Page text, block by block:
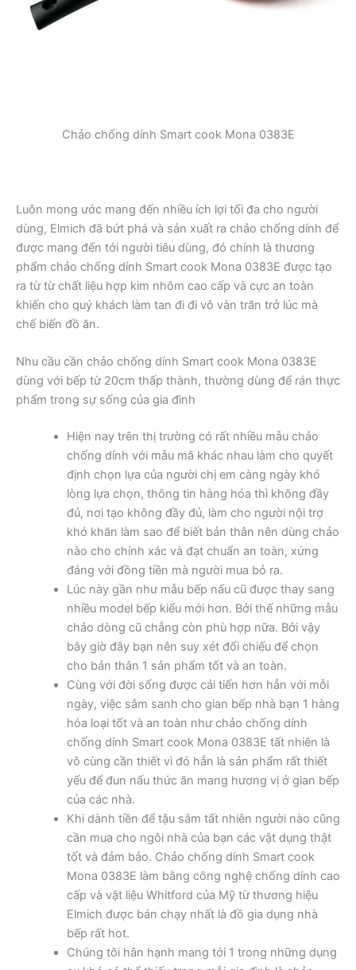
Chảo chống dính Smart cook Mona 0383E
Luôn mong ước mang đến nhiều ích lợi tối đa cho người
dùng, Elmich đã bứt phá và sản xuất ra chảo chống dính để
được mang đến tới người tiêu dùng, đó chính là thương
phẩm chảo chống dính Smart cook Mona 0383E được tạo
ra từ từ chất liệu hợp kim nhôm cao cấp và cực an toàn
khiến cho quý khách làm tan đi đi vô vàn trăn trở lúc mà
chế biến đồ ăn.
Nhu cầu cần chảo chống dính Smart cook Mona 0383E
dùng với bếp từ 20cm thấp thành, thường dùng để rán thực
phẩm trong sự sống của gia đình
Hiện nay trên thị trường có rất nhiều mẫu chảo
chống dính với mẫu mã khác nhau làm cho quyết
định chọn lựa của người chị em càng ngày khó
lòng lựa chọn, thông tin hàng hóa thì không đầy
đủ, nơi tạo không đầy đủ, làm cho người nội trợ
khó khăn làm sao để biết bản thân nên dùng chảo
nào cho chính xác và đạt chuẩn an toàn, xứng
đáng với đồng tiền mà người mua bỏ ra.
Lúc này gần như mẫu bếp nấu cũ được thay sang
nhiều model bếp kiểu mới hơn. Bởi thế những mẫu
chảo dòng cũ chẳng còn phù hợp nữa. Bởi vậy
bây giờ đây bạn nên suy xét đối chiếu để chọn
cho bản thân 1 sản phẩm tốt và an toàn.
Cùng với đời sống được cải tiến hơn hẳn với mỗi
ngày, việc sắm sanh cho gian bếp nhà bạn 1 hàng
hóa loại tốt và an toàn như chảo chống dính
chống dính Smart cook Mona 0383E tất nhiên là
vô cùng cần thiết vì đó hẳn là sản phẩm rất thiết
yếu để đun nấu thức ăn mang hương vị ở gian bếp
của các nhà.
Khi dành tiền để tậu sắm tất nhiên người nào cũng
cần mua cho ngôi nhà của bạn các vật dụng thật
tốt và đảm bảo. Chảo chống dính Smart cook
Mona 0383E làm bằng công nghệ chống dính cao
cấp và vật liệu Whitford của Mỹ từ thương hiệu
Elmich được bán chạy nhất là đồ gia dụng nhà
bếp rất hot.
Chúng tôi hân hạnh mang tới 1 trong những dụng